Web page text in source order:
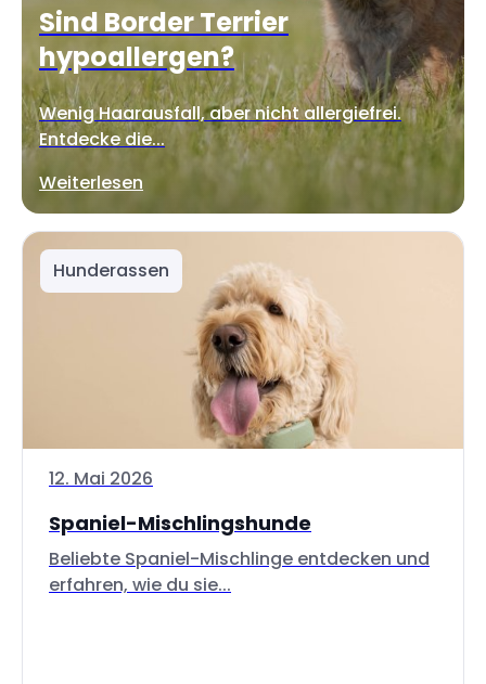
Sind Border Terrier
hypoallergen?
Wenig Haarausfall, aber nicht allergiefrei.
Entdecke die...
Weiterlesen
Hunderassen
12. Mai 2026
Spaniel-Mischlingshunde
Beliebte Spaniel-Mischlinge entdecken und
erfahren, wie du sie...